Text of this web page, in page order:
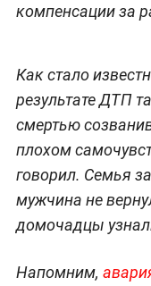
компенсации за
Как стало
результате ДТП
смертью
плохом
говорил. Семья
мужчина не
домочадцы
Напомним,